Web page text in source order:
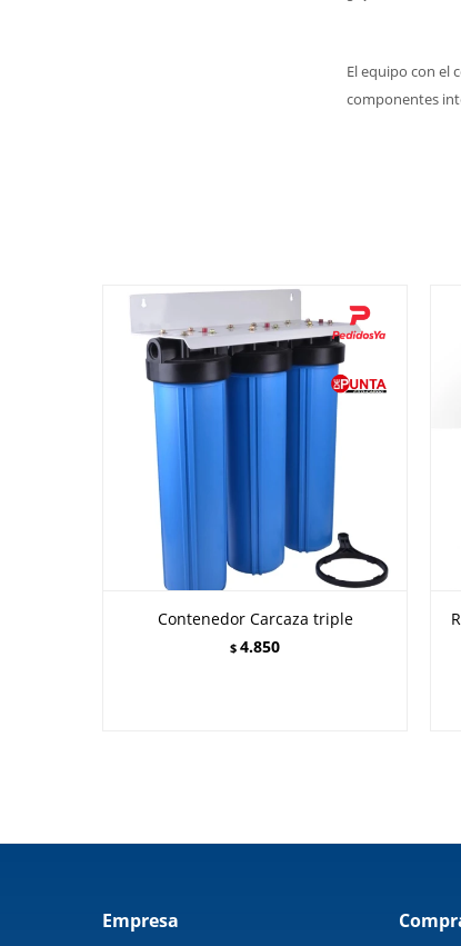
El equipo con el
componentes
Contenedor Carcaza triple
$ 4.850
Empresa